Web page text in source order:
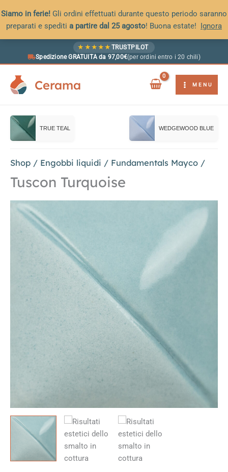
Siamo in ferie! Gli ordini effettuati durante questo periodo saranno
preparati e spediti a partire dal 25 agosto! Buona estate! Ignora
★ ★ ★ ★ ★ TRUSTPILOT
Spedizione GRATUITA da 97,00€(per ordini entro i 20 chili)
Cerama MENU
TRUE TEAL WEDGEWOOD BLUE
Shop / Engobbi liquidi / Fundamentals Mayco /
Tuscon Turquoise